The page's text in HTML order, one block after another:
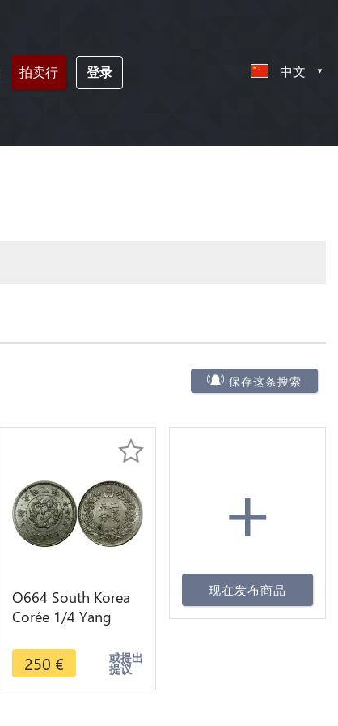
拍卖行 登录 中文
保存这条搜索
O664 South Korea
Corée 1/4 Yang
Year 2 UNC !!!
250 € 或提出
提议
+
现在发布商品